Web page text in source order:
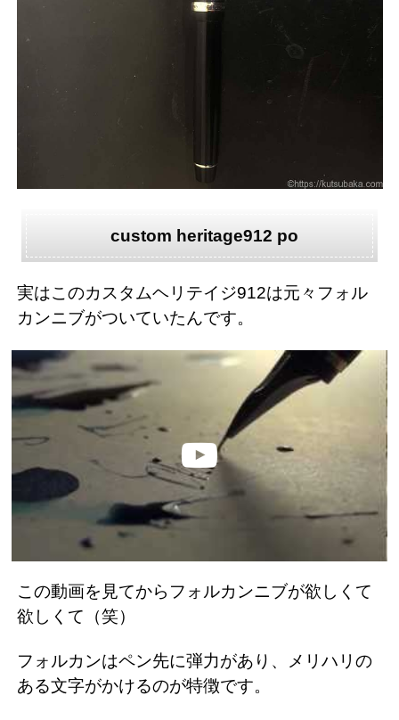
custom heritage912 po
実はこのカスタムヘリテイジ912は元々フォル
カンニブがついていたんです。
この動画を見てからフォルカンニブが欲しくて
欲しくて（笑）
フォルカンはペン先に弾力があり、メリハリの
ある文字がかけるのが特徴です。